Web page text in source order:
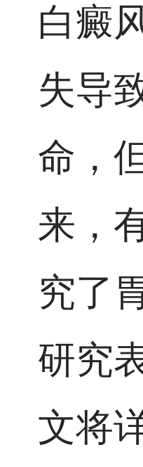
白癜
失导
命，
来，
究了
研究
文将